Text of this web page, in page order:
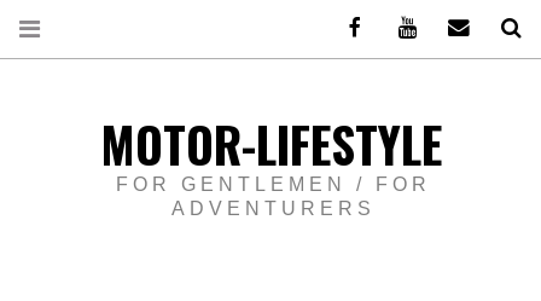
MOTOR-LIFESTYLE
FOR GENTLEMEN / FOR
ADVENTURERS
Facebook Youtube Email